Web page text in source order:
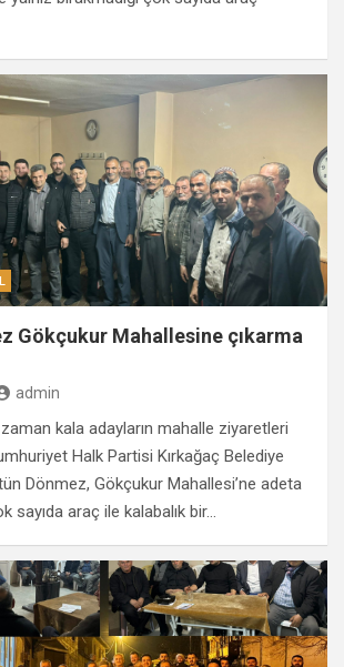
Gökçukur Mahallesine çıkarma
admin
kala adayların mahalle ziyaretleri
Halk Partisi Kırkağaç Belediye
Dönmez, Gökçukur Mahallesi’ne adeta
sayıda araç ile kalabalık bir…